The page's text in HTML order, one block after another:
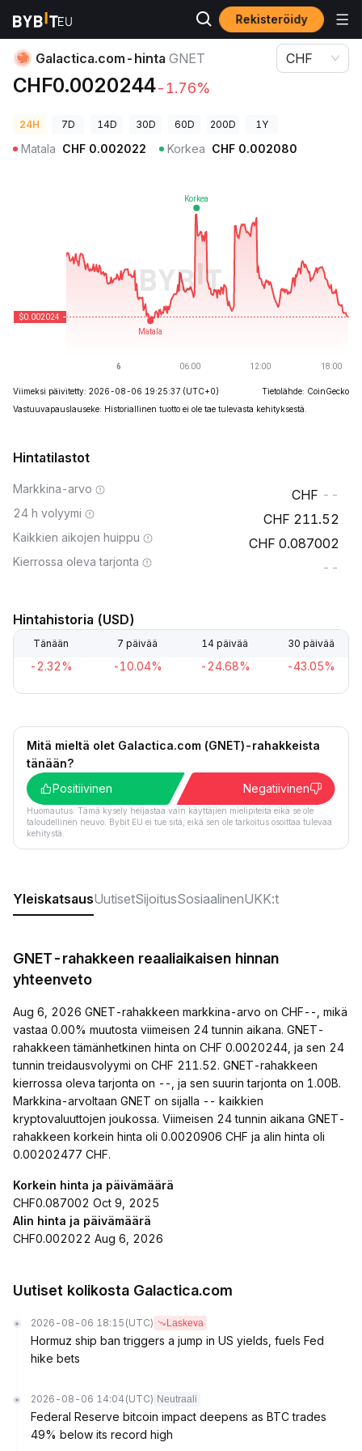
Rekisteröidy
Kryptohinnat Galactica.com-hinta GNET
Galactica.com-hinta GNET
CHF0.0020244-1.76%
CHF
24H 7D 14D 30D 60D 200D 1Y
Matala CHF 0.002022 Korkea CHF 0.002080
Viimeksi päivitetty: 2026-08-06 19:25:37 (UTC+0)
Tietolähde: CoinGecko
Vastuuvapauslauseke: Historiallinen tuotto ei ole tae tulevasta kehityksestä.
Hintatilastot
Markkina-arvo --
24 h volyymi 211.52
Kaikkien aikojen huippu 0.087002
Kierrossa oleva tarjonta --
Hintahistoria (USD)
Tänään 7 päivää 14 päivää 30 päivää
-2.32% -10.04% -24.68% -43.05%
Mitä mieltä olet Galactica.com (GNET)-rahakkeista
tänään?
Positiivinen
Negatiivinen
Huomautus: Tämä kysely heijastaa vain käyttäjien mielipiteitä eikä se ole
taloudellinen neuvo. Bybit EU ei tue sitä, eikä sen ole tarkoitus osoittaa tulevaa
kehitystä.
YleiskatsausUutisetSijoitusSosiaalinenUKK:t
GNET-rahakkeen reaaliaikaisen hinnan
yhteenveto
Aug 6, 2026 GNET-rahakkeen markkina-arvo on CHF--, mikä
vastaa 0.00% muutosta viimeisen 24 tunnin aikana. GNET-
rahakkeen tämänhetkinen hinta on CHF 0.0020244, ja sen 24
tunnin treidausvolyymi on CHF 211.52. GNET-rahakkeen
kierrossa oleva tarjonta on --, ja sen suurin tarjonta on 1.00B.
Markkina-arvoltaan GNET on sijalla -- kaikkien
kryptovaluuttojen joukossa. Viimeisen 24 tunnin aikana GNET-
rahakkeen korkein hinta oli 0.0020906 CHF ja alin hinta oli
0.00202477 CHF.
Korkein hinta ja päivämäärä
CHF0.087002 Oct 9, 2025
Alin hinta ja päivämäärä
CHF0.002022 Aug 6, 2026
Uutiset kolikosta Galactica.com
2026-08-06 18:15 (UTC) Laskeva
Hormuz ship ban triggers a jump in US yields, fuels Fed
hike bets
2026-08-06 14:04 (UTC) Neutraali
Federal Reserve bitcoin impact deepens as BTC trades
49% below its record high